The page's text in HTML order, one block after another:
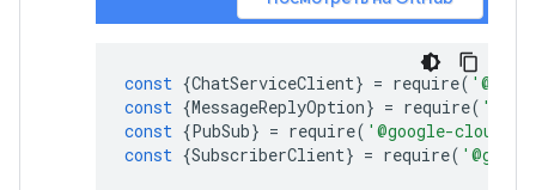
const {ChatServiceClient} = require(
const {MessageReplyOption} = require(
const {PubSub} = require( '@google-cloud/
const {SubscriberClient} = require(